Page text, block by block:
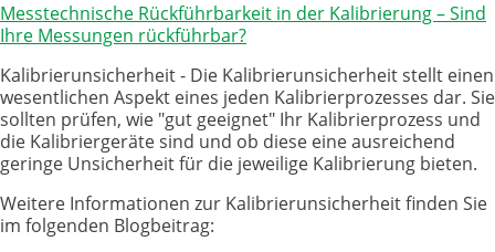
Messtechnische Rückführbarkeit in der Kalibrierung – Sind
Ihre Messungen rückführbar?
Kalibrierunsicherheit - Die Kalibrierunsicherheit stellt einen
wesentlichen Aspekt eines jeden Kalibrierprozesses dar. Sie
sollten prüfen, wie "gut geeignet" Ihr Kalibrierprozess und
die Kalibriergeräte sind und ob diese eine ausreichend
geringe Unsicherheit für die jeweilige Kalibrierung bieten.
Weitere Informationen zur Kalibrierunsicherheit finden Sie
im folgenden Blogbeitrag: